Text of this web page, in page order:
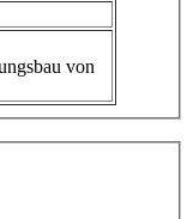
von